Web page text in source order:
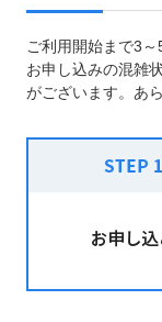
ご利用開始まで3～
お申し込みの混雑
がございます。あ